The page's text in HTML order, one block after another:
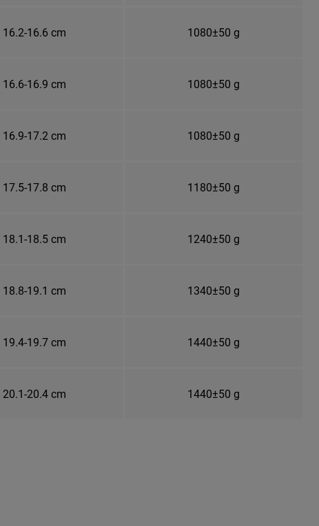
16.2-16.6 cm 1080±50 g
16.6-16.9 cm 1080±50 g
16.9-17.2 cm 1080±50 g
17.5-17.8 cm 1180±50 g
18.1-18.5 cm 1240±50 g
18.8-19.1 cm 1340±50 g
19.4-19.7 cm 1440±50 g
20.1-20.4 cm 1440±50 g